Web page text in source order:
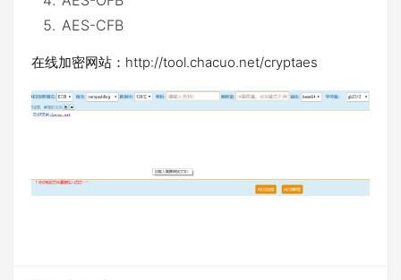
AES-CFB
在线加密网站：http://tool.chacuo.net/cryptaes